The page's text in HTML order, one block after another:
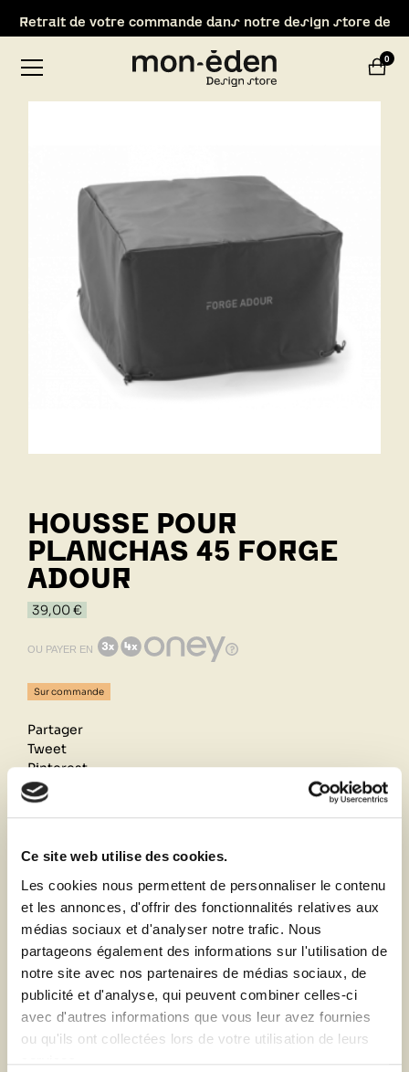
Ce site web utilise des cookies.
Les cookies nous permettent de personnaliser le contenu
et les annonces, d'offrir des fonctionnalités relatives aux
médias sociaux et d'analyser notre trafic. Nous
partageons également des informations sur l'utilisation de
notre site avec nos partenaires de médias sociaux, de
publicité et d'analyse, qui peuvent combiner celles-ci
avec d'autres informations que vous leur avez fournies
ou qu'ils ont collectées lors de votre utilisation de leurs
HOUSSE POUR
PLANCHAS 45 FORGE
ADOUR
39,00 €
OU PAYER EN
Sur commande
Partager
Tweet
Pinterest
Retrait de votre commande dans notre design store
Paiement en 3 ou 4 fois sans frais
Description
Fiche technique
Retrait de votre commande dans notre design store de
Lyon-Brignais 0